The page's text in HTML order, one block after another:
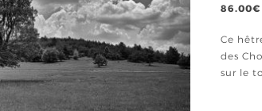
86.00€
Ce
des
sur le